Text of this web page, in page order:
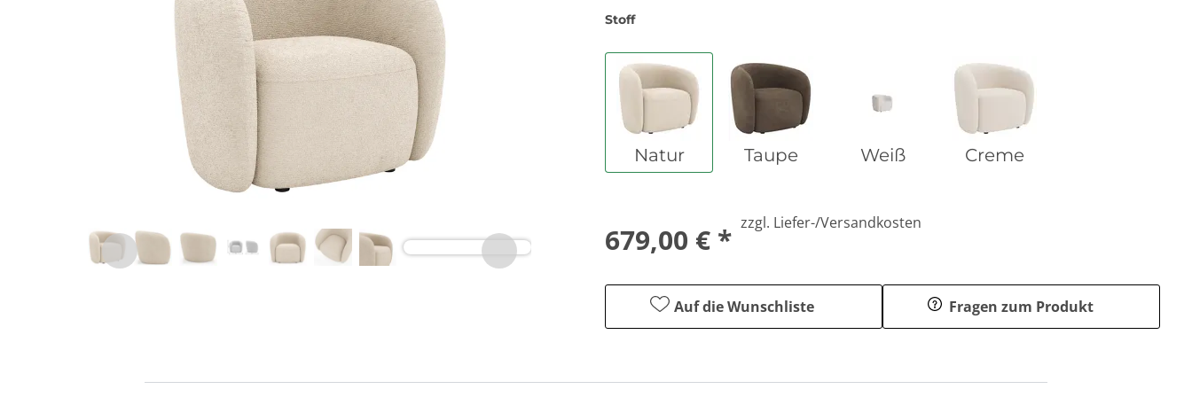
Stoff
Natur Taupe Weiß Creme
679,00 € * zzgl. Liefer-/Versandkosten
Auf die Wunschliste Fragen zum Produkt